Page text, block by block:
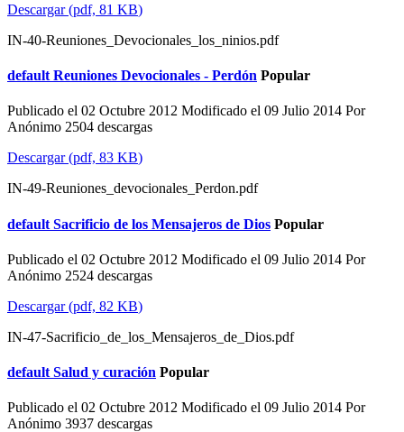
Descargar(pdf, 81 KB)
IN-40-Reuniones_Devocionales_los_ninios.pdf
default Reuniones Devocionales - Perdón Popular
Publicado el 02 Octubre 2012 Modificado el 09 Julio 2014 Por
Anónimo 2504 descargas
Descargar(pdf, 83 KB)
IN-49-Reuniones_devocionales_Perdon.pdf
default Sacrificio de los Mensajeros de Dios Popular
Publicado el 02 Octubre 2012 Modificado el 09 Julio 2014 Por
Anónimo 2524 descargas
Descargar(pdf, 82 KB)
IN-47-Sacrificio_de_los_Mensajeros_de_Dios.pdf
default Salud y curación Popular
Publicado el 02 Octubre 2012 Modificado el 09 Julio 2014 Por
Anónimo 3937 descargas